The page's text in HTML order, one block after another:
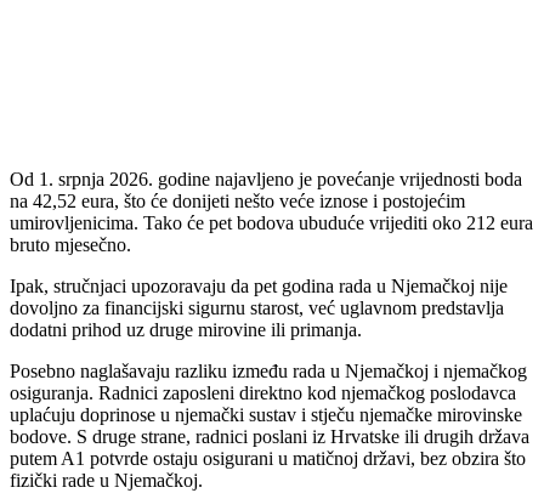
Od 1. srpnja 2026. godine najavljeno je povećanje vrijednosti boda
na 42,52 eura, što će donijeti nešto veće iznose i postojećim
umirovljenicima. Tako će pet bodova ubuduće vrijediti oko 212 eura
bruto mjesečno.
Ipak, stručnjaci upozoravaju da pet godina rada u Njemačkoj nije
dovoljno za financijski sigurnu starost, već uglavnom predstavlja
dodatni prihod uz druge mirovine ili primanja.
Posebno naglašavaju razliku između rada u Njemačkoj i njemačkog
osiguranja. Radnici zaposleni direktno kod njemačkog poslodavca
uplaćuju doprinose u njemački sustav i stječu njemačke mirovinske
bodove. S druge strane, radnici poslani iz Hrvatske ili drugih država
putem A1 potvrde ostaju osigurani u matičnoj državi, bez obzira što
fizički rade u Njemačkoj.